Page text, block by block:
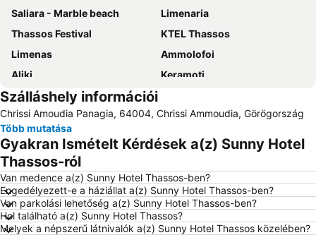
Saliara - Marble beach
Limenaria
Thassos Festival
KTEL Thassos
Limenas
Ammolofoi
Aliki
Keramoti
Kavala Nemzetközi Repülőtér Megas Alexandros
Szálláshely információi
Chrissi Amoudia Panagia, 64004, Chrissi Ammoudia, Görögország
Több mutatása
Gyakran Ismételt Kérdések a(z) Sunny Hotel
Thassos-ról
Van medence a(z) Sunny Hotel Thassos-ben?
Engedélyezett-e a háziállat a(z) Sunny Hotel Thassos-ben?
Van parkolási lehetőség a(z) Sunny Hotel Thassos-ben?
Hol található a(z) Sunny Hotel Thassos?
Melyek a népszerű látnivalók a(z) Sunny Hotel Thassos közelében?